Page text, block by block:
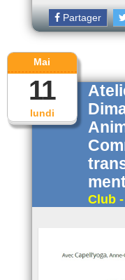
Partager
lundi
Mai
11
Club